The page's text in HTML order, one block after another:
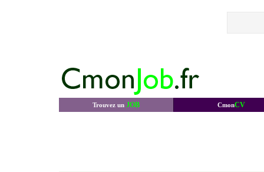
Trouvez un JOB CmonCV